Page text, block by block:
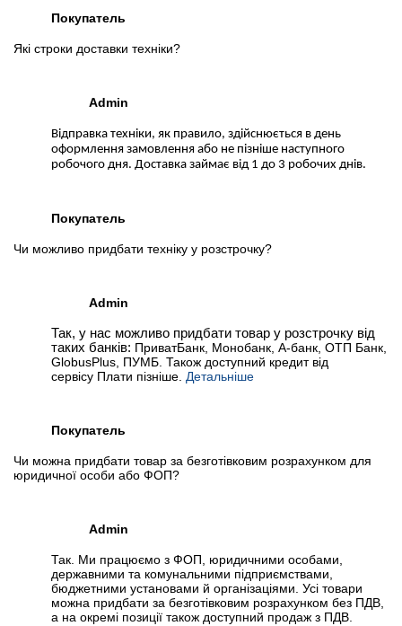
Покупатель
Які строки доставки техніки?
Admin
Відправка техніки, як правило, здійснюється в день
оформлення замовлення або не пізніше наступного
робочого дня. Доставка займає від 1 до 3 робочих днів.
Покупатель
Чи можливо придбати техніку у розстрочку?
Admin
Так, у нас можливо придбати товар у розстрочку від
таких банків: ПриватБанк, Монобанк, А-банк, ОТП Банк,
GlobusPlus, ПУМБ. Також доступний кредит від
сервісу Плати пізніше. Детальніше
Покупатель
Чи можна придбати товар за безготівковим розрахунком для
юридичної особи або ФОП?
Admin
Так. Ми працюємо з ФОП, юридичними особами,
державними та комунальними підприємствами,
бюджетними установами й організаціями. Усі товари
можна придбати за безготівковим розрахунком без ПДВ,
а на окремі позиції також доступний продаж з ПДВ.